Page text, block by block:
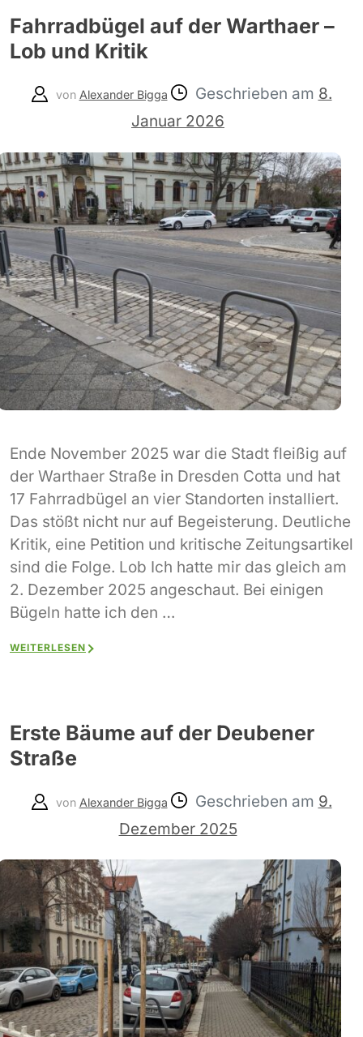
Fahrradbügel auf der Warthaer –
Lob und Kritik
von Alexander Bigga Geschrieben am 8.
Januar 2026
Ende November 2025 war die Stadt fleißig auf
der Warthaer Straße in Dresden Cotta und hat
17 Fahrradbügel an vier Standorten installiert.
Das stößt nicht nur auf Begeisterung. Deutliche
Kritik, eine Petition und kritische Zeitungsartikel
sind die Folge. Lob Ich hatte mir das gleich am
2. Dezember 2025 angeschaut. Bei einigen
Bügeln hatte ich den …
WEITERLESEN
Erste Bäume auf der Deubener
Straße
von Alexander Bigga Geschrieben am 9.
Dezember 2025